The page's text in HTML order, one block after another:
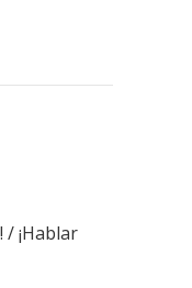
/ ¡Hablar